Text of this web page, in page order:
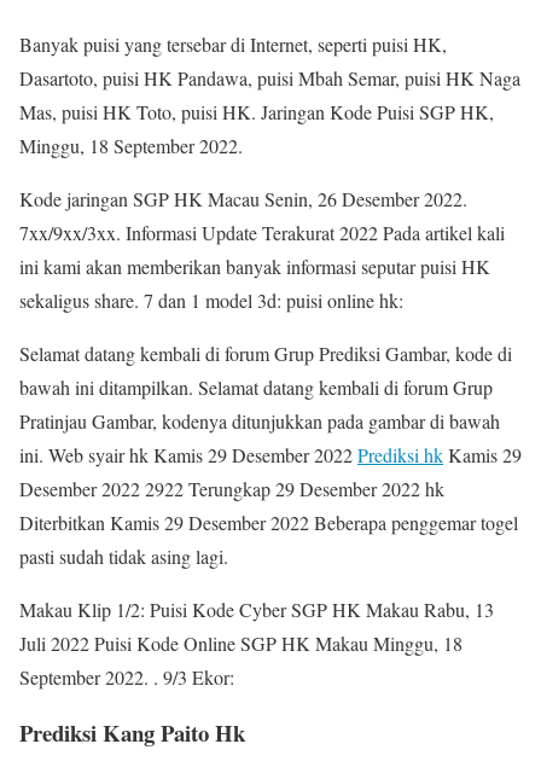
Banyak puisi yang tersebar di Internet, seperti puisi HK,
Dasartoto, puisi HK Pandawa, puisi Mbah Semar, puisi HK Naga
Mas, puisi HK Toto, puisi HK. Jaringan Kode Puisi SGP HK,
Minggu, 18 September 2022.
Kode jaringan SGP HK Macau Senin, 26 Desember 2022.
7xx/9xx/3xx. Informasi Update Terakurat 2022 Pada artikel kali
ini kami akan memberikan banyak informasi seputar puisi HK
sekaligus share. 7 dan 1 model 3d: puisi online hk:
Selamat datang kembali di forum Grup Prediksi Gambar, kode di
bawah ini ditampilkan. Selamat datang kembali di forum Grup
Pratinjau Gambar, kodenya ditunjukkan pada gambar di bawah
ini. Web syair hk Kamis 29 Desember 2022Prediksi hkKamis 29
Desember 2022 2922 Terungkap 29 Desember 2022 hk
Diterbitkan Kamis 29 Desember 2022 Beberapa penggemar togel
pasti sudah tidak asing lagi.
Makau Klip 1/2: Puisi Kode Cyber ​​​​SGP HK Makau Rabu, 13
Juli 2022 Puisi Kode Online SGP HK Makau Minggu, 18
September 2022. . 9/3 Ekor:
Prediksi Kang Paito Hk